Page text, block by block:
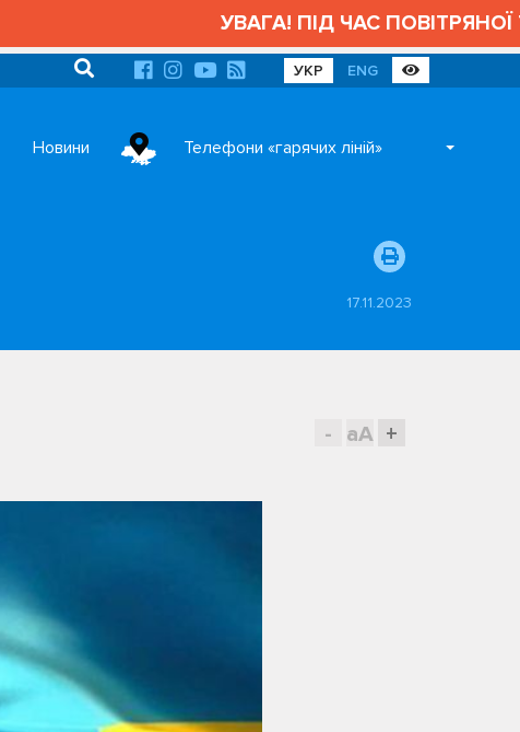
УВАГА! ПІД ЧАС ПОВІТРЯНОЇ
УКР ENG
Новини Телефони «гарячих ліній»
17.11.2023
- aA +